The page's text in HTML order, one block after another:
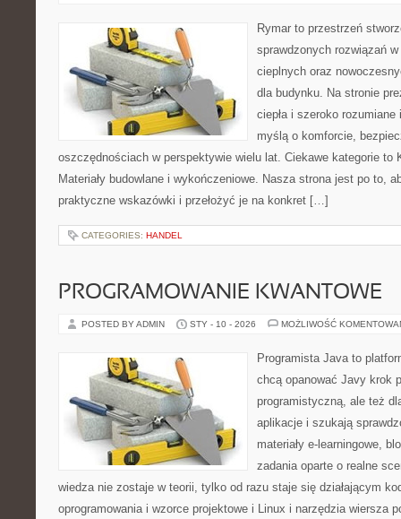
Rymar to przestrzeń
sprawdzonych rozwiązań
cieplnych oraz
dla budynku. Na stronie
ciepła i szeroko
myślą o komforcie,
oszczędnościach w perspektywie wielu lat. Ciekawe kategorie to
Materiały budowlane i wykończeniowe. Nasza strona jest po to,
praktyczne wskazówki i przełożyć je na konkret […]
CATEGORIES: HANDEL
PROGRAMOWANIE KWANTOWE
POSTED BY ADMIN STY - 10 - 2026 MOŻLIWOŚĆ
Programista Java to
chcą opanować Javy krok
programistyczną, ale też
aplikacje i szukają
materiały e-learningowe,
zadania oparte o realne
wiedza nie zostaje w teorii, tylko od razu staje się działającym
oprogramowania i wzorce projektowe i Linux i narzędzia wiersza